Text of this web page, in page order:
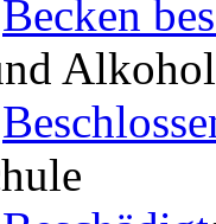
Becken
Alkohol